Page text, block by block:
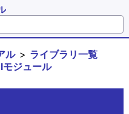
ル
ライブラリ一覧
ジュール